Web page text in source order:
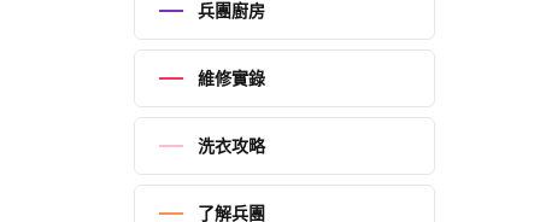
兵團廚房
維修實錄
洗衣攻略
了解兵團